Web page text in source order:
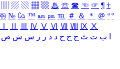
▨ ▧ ▦ ▩ ♨ ☏ ☎ ☜ ☞ ¶ †
№ ㏇ ™ ㏂ ㏘ ℡ ＃ ＆ ＊ ＠ ª º
Ⅳ Ⅴ Ⅵ Ⅶ Ⅷ Ⅸ Ⅹ
ب ت ث ج ح خ د ذ ر ز س ش ص